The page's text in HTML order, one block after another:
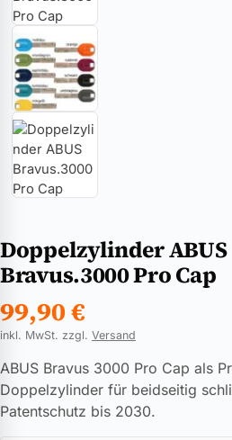
Doppelzylinder ABUS
Bravus.3000 Pro Cap
99,90€
inkl. MwSt. zzgl. Versand
ABUS Bravus 3000 Pro Cap als
Doppelzylinder für beidseitig
Patentschutz bis 2030.